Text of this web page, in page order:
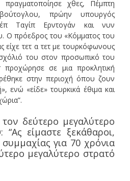
χθες, Πέμπτη
πρώην υπουργός
Ταγίπ Ερντογάν και νυν
Ο πρόεδρος του «Κόμματος του
είχε τετ α τετ με τουρκόφωνους
του στον προσωπικό του
σε μια προκλητική
στην περιοχή όπου ζουν
ενώ «είδε» τουρκικά έθιμα και
δεύτερο μεγαλύτερο
είμαστε ξεκάθαροι,
για 70 χρόνια
μεγαλύτερο στρατό